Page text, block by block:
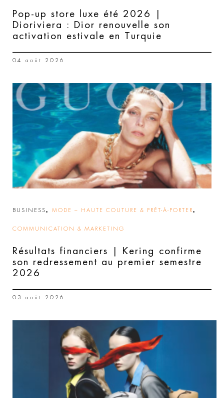
Pop-up store luxe été 2026 |
Dioriviera : Dior renouvelle son
activation estivale en Turquie
04 août 2026
BUSINESS, MODE – HAUTE COUTURE & PRÊT-À-PORTER,
COMMUNICATION & MARKETING
Résultats financiers | Kering confirme
son redressement au premier semestre
2026
03 août 2026